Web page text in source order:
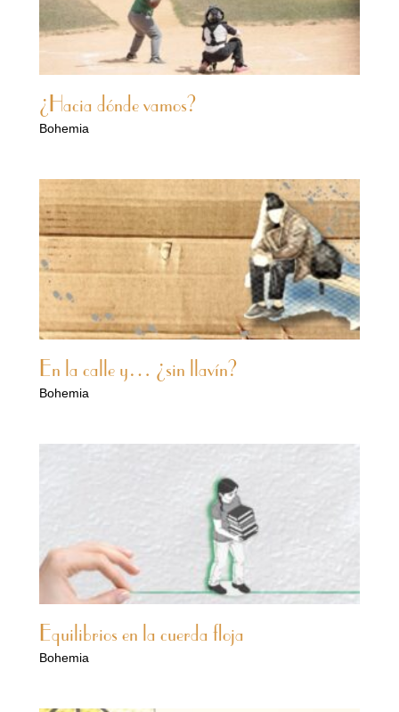
¿Hacia dónde vamos?
Bohemia
En la calle y… ¿sin llavín?
Bohemia
Equilibrios en la cuerda floja
Bohemia